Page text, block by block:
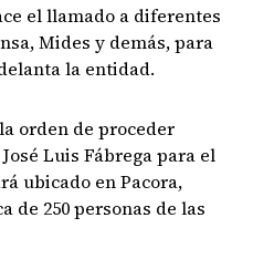
el llamado a diferentes
Mides y demás, para
la entidad.
orden de proceder
Luis Fábrega para el
ubicado en Pacora,
de 250 personas de las